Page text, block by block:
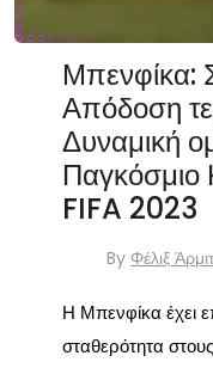
Μπενφίκα:
Απόδοση
Δυναμική
FIFA 2023
By Φέλιξ
Η Μπενφίκα έχει
σταθερότητα